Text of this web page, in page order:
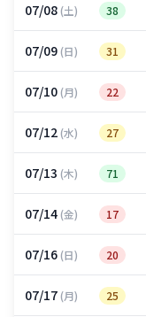
07/08(土) 38
07/09(日) 31
07/10(月) 22
07/12(水) 27
07/13 (木) 71
07/14(金) 17
07/16(日) 20
07/17(月) 25